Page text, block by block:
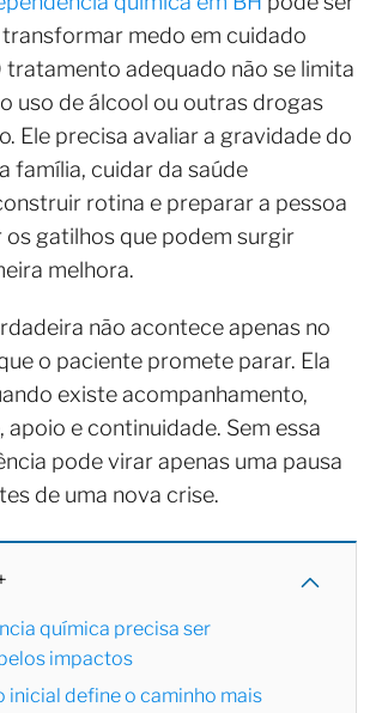
medo em cuidado
tratamento adequado não se limita
uso de álcool ou outras drogas
Ele precisa avaliar a gravidade do
família, cuidar da saúde
rotina e preparar a pessoa
gatilhos que podem surgir
melhora.
não acontece apenas no
o paciente promete parar. Ela
existe acompanhamento,
apoio e continuidade. Sem essa
pode virar apenas uma pausa
de uma nova crise.
química precisa ser
impactos
inicial define o caminho mais